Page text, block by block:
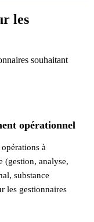
les
souhaitant
opérationnel
à
(gestion, analyse,
substance
les gestionnaires